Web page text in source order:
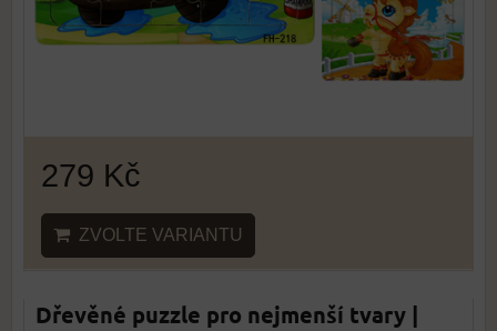
279 Kč
ZVOLTE VARIANTU
Dřevěné puzzle pro nejmenší tvary |